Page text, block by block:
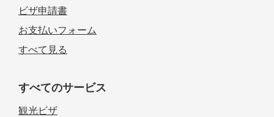
ビザ申請書
お支払いフォーム
すべて見る
すべてのサービス
観光ビザ